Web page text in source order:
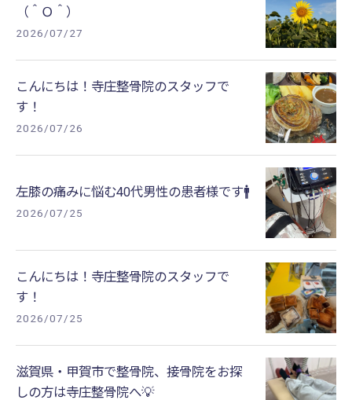
（＾Ｏ＾）
2026/07/27
こんにちは！寺庄整骨院のスタッフで
す！
2026/07/26
左膝の痛みに悩む40代男性の患者様です🚹
2026/07/25
こんにちは！寺庄整骨院のスタッフで
す！
2026/07/25
滋賀県・甲賀市で整骨院、接骨院をお探
しの方は寺庄整骨院へ💡